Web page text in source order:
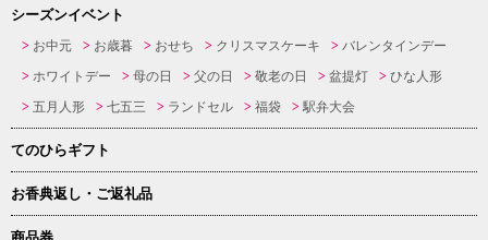
シーズンイベント
お中元 お歳暮 おせち クリスマスケーキ
バレンタインデー
ホワイトデー
母の日 父の日 敬老の日 盆提灯
ひな人形
五月人形
七五三 ランドセル 福袋 駅弁大会
てのひらギフト
お香典返し・ご返礼品